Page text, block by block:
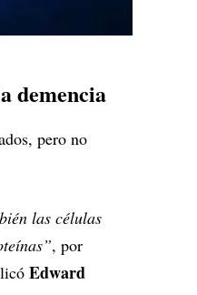
demencia
pero no
las células
, por
Edward